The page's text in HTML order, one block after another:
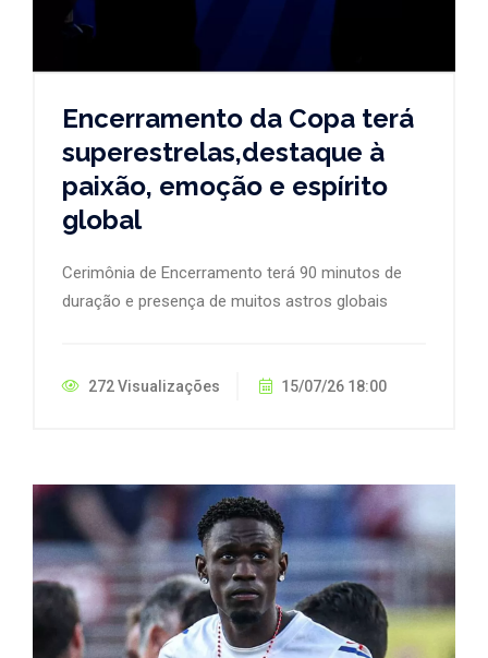
Encerramento da Copa terá
superestrelas,destaque à
paixão, emoção e espírito
global
Cerimônia de Encerramento terá 90 minutos de
duração e presença de muitos astros globais
272 Visualizações 15/07/26 18:00